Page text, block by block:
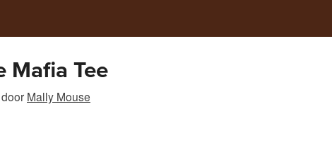
Mafia Tee
door Mally Mouse